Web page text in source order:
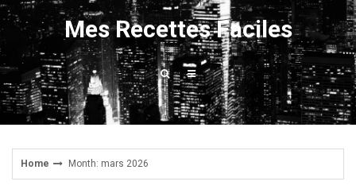
Skip
to
content
Mes Recettes Faciles
Home Month: mars 2026